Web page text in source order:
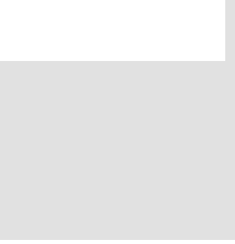
sistemleri, rulolu konveyör